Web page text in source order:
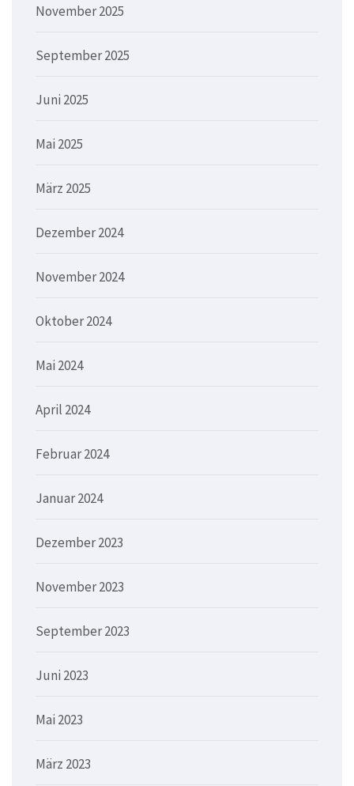
November 2025
September 2025
Juni 2025
Mai 2025
März 2025
Dezember 2024
November 2024
Oktober 2024
Mai 2024
April 2024
Februar 2024
Januar 2024
Dezember 2023
November 2023
September 2023
Juni 2023
Mai 2023
März 2023